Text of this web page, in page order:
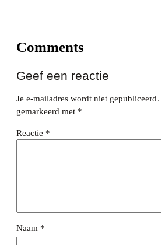
Comments
Geef een reactie
Je e-mailadres wordt niet gepubliceerd.
gemarkeerd met *
Reactie *
Naam *